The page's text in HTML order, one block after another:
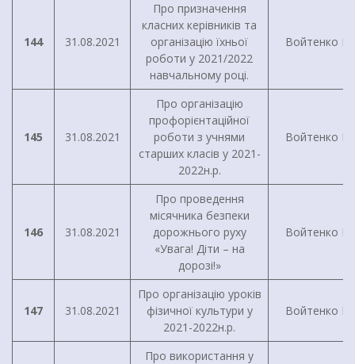
144 31.08.2021
Про призначення
класних керівників та
організацію їхньої
роботи у 2021/2022
навчальному році.
Войтенко І.Г.
145 31.08.2021
Про організацію
профорієнтаційної
роботи з учнями
старших класів у 2021-
2022н.р.
Войтенко І.Г.
146 31.08.2021
Про проведення
місячника безпеки
дорожнього руху
«Увага! Діти – на
дорозі!»
Войтенко І.Г.
147 31.08.2021
Про організацію уроків
фізичної культури у
2021-2022н.р.
Войтенко І.Г.
Про використання у